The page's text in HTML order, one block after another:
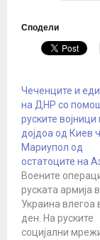
Сподели
Чеченците и
на ДНР со
руските војници
дојдоа од Киев
Мариупол од
остатоците на
Воените
руската армија
Украина влегоа
ден. На руските
социјални